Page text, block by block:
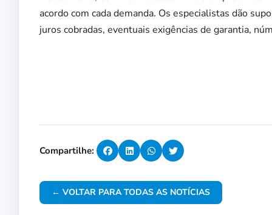
acordo com cada demanda. Os especialistas dão
juros cobradas, eventuais exigências de garantia,
Compartilhe:
← VOLTAR PARA TODAS AS NOTÍCIAS